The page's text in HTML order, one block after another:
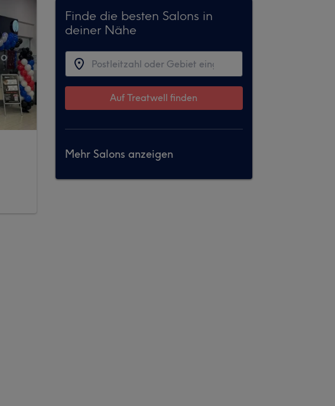
Finde die besten Salons in
deiner Nähe
Auf Treatwell finden
Mehr Salons anzeigen